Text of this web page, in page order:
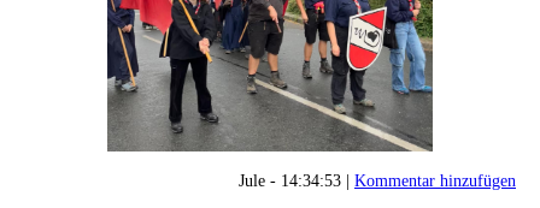
Jule - 14:34:53 | Kommentar hinzufügen